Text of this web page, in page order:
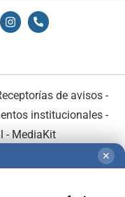
de avisos -
institucionales-
- MediaKit
✕